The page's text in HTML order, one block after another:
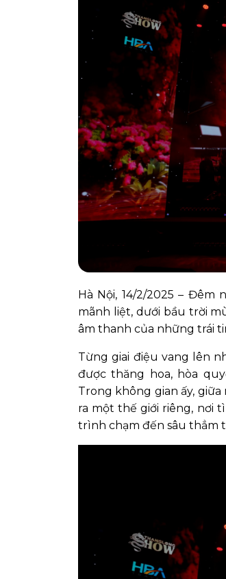
Hà Nội, 14/2/2025 –
mãnh liệt, dưới bầu trời
âm thanh của những trái
Từng giai điệu vang lên
được thăng hoa, hòa
Trong không gian ấy,
ra một thế giới riêng, nơi
trình chạm đến sâu thẳm